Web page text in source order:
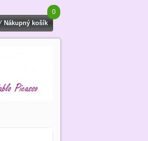
0
Nákupný košík